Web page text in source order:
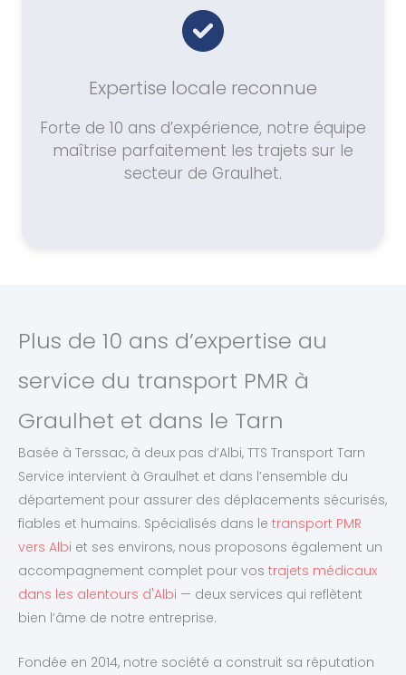
Expertise locale reconnue
Forte de 10 ans d’expérience, notre équipe
maîtrise parfaitement les trajets sur le
secteur de Graulhet.
Plus de 10 ans d’expertise au
service du transport PMR à
Graulhet et dans le Tarn
Basée à Terssac, à deux pas d’Albi, TTS Transport Tarn
Service intervient à Graulhet et dans l’ensemble du
département pour assurer des déplacements sécurisés,
fiables et humains. Spécialisés dans le transport PMR
vers Albi et ses environs, nous proposons également un
accompagnement complet pour vos trajets médicaux
dans les alentours d'Albi — deux services qui reflètent
bien l’âme de notre entreprise.
Fondée en 2014, notre société a construit sa réputation